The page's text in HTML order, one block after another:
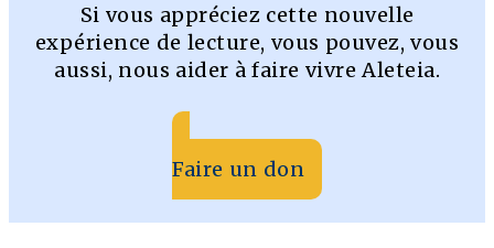
Si vous appréciez cette nouvelle
expérience de lecture, vous pouvez, vous
aussi, nous aider à faire vivre Aleteia.
Faire un don